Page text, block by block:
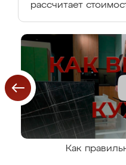
рассчитает
Как